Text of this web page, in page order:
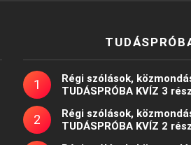
Régi szólások,
TUDÁSPRÓBA KVÍZ 3 rész
Régi szólások,
TUDÁSPRÓBA KVÍZ 2 rész